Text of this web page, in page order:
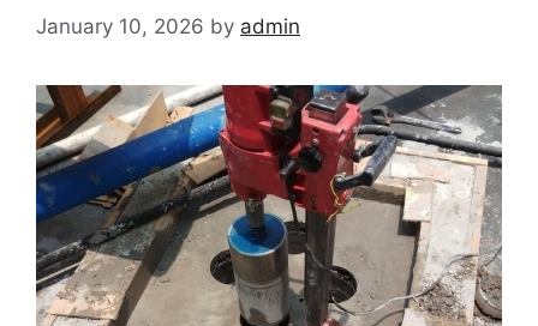
January 10, 2026 by admin